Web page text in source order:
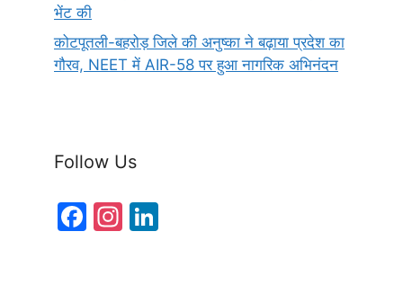
भेंट की
कोटपूतली-बहरोड़ जिले की अनुष्का ने बढ़ाया प्रदेश का
गौरव, NEET में AIR-58 पर हुआ नागरिक अभिनंदन
Follow Us
F
In